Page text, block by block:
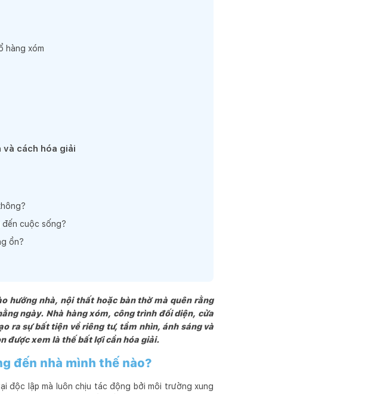
hàng xóm
cách hóa giải
cuộc sống?
ồn?
hướng nhà, nội thất hoặc bàn thờ mà quên rằng
ngày. Nhà hàng xóm, công trình đối diện, cửa
ra sự bất tiện về riêng tư, tầm nhìn, ánh sáng và
được xem là thế bất lợi cần hóa giải.
đến nhà mình thế nào?
độc lập mà luôn chịu tác động bởi môi trường xung